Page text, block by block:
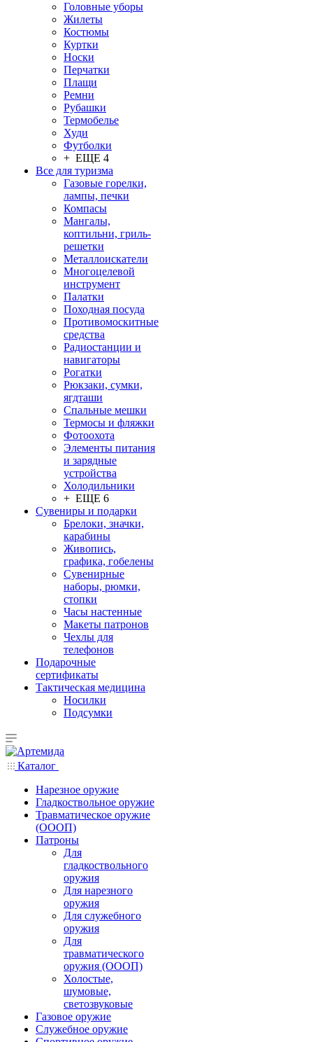
Головные уборы
Жилеты
Костюмы
Куртки
Носки
Перчатки
Плащи
Ремни
Рубашки
Термобелье
Худи
Футболки
+ ЕЩЕ 4
Все для туризма
Газовые горелки,
лампы, печки
Компасы
Мангалы,
коптильни, гриль-
решетки
Металлоискатели
Многоцелевой
инструмент
Палатки
Походная посуда
Противомоскитные
средства
Радиостанции и
навигаторы
Рогатки
Рюкзаки, сумки,
ягдташи
Спальные мешки
Термосы и фляжки
Фотоохота
Элементы питания
и зарядные
устройства
Холодильники
+ ЕЩЕ 6
Сувениры и подарки
Брелоки, значки,
карабины
Живопись,
графика, гобелены
Сувенирные
наборы, рюмки,
стопки
Часы настенные
Макеты патронов
Чехлы для
телефонов
Подарочные
сертификаты
Тактическая медицина
Носилки
Подсумки
Каталог
Нарезное оружие
Гладкоствольное оружие
Травматическое оружие
(ОООП)
Патроны
Для
гладкоствольного
оружия
Для нарезного
оружия
Для служебного
оружия
Для
травматического
оружия (ОООП)
Холостые,
шумовые,
светозвуковые
Газовое оружие
Служебное оружие